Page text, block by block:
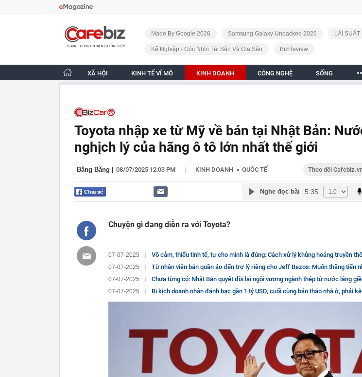
CafeBiz - Trang chủ
Made By Google 2026 Samsung Galaxy Unpacked 2026 LÃI SUẤT
Kế Nghiệp - Góc Nhìn Tài Sản Và Gia Sản BizReview
XÃ HỘI KINH TẾ VĨ MÔ KINH DOANH CÔNG NGHỆ SỐNG
Toyota nhập xe từ Mỹ về bán tại Nhật Bản:
nghịch lý của hãng ô tô lớn nhất thế giới
Băng Băng 08/07/2025 12:03 PM | KINH DOANH » QUỐC TẾ Theo dõi
Nghe đọc bài 5:35
Chuyện gì đang diễn ra với Toyota?
07-07-2025 Vô cảm, thiếu tinh tế, tự cho mình là đúng: Cách xử lý khủng hoảng truyền thông thiếu chuyên nghiệp, ‘tự đá vào chân mình’
07-07-2025 Từ nhân viên bán quần áo đến trợ lý riêng cho Jeff Bezos: Muốn thăng tiến nhanh nhờ quan hệ thì
07-07-2025 Chưa từng có: Nhật Bản quyết đòi lại ngôi vương ngành thép từ nước láng giềng sau thập kỷ ‘nằm gai nếm mật’
07-07-2025 Bi kịch doanh nhân đánh bạc gần 1 tỷ USD, cuối cùng bán tháo nhà ở, phải kêu gọi quyên góp